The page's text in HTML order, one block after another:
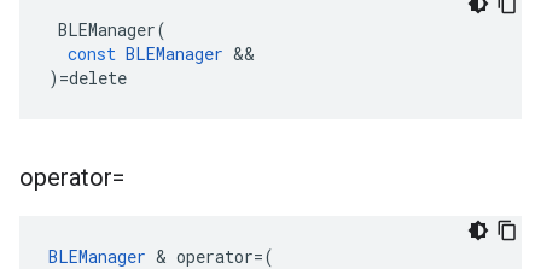
BLEManager(
const BLEManager &&
) =delete
operator=
BLEManager & operator=(